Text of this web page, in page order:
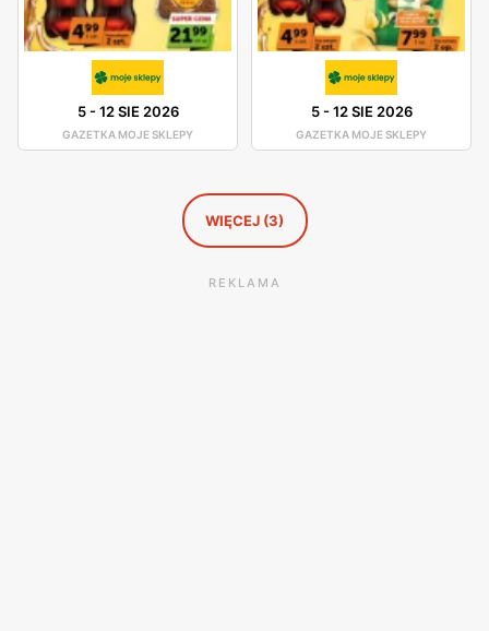
5-12 SIE 2026
GAZETKA MOJE SKLEPY
5-12 SIE 2026
GAZETKA MOJE SKLEPY
WIĘCEJ (3)
REKLAMA